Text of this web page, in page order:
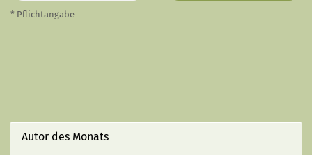
* Pflichtangabe
Autor des Monats